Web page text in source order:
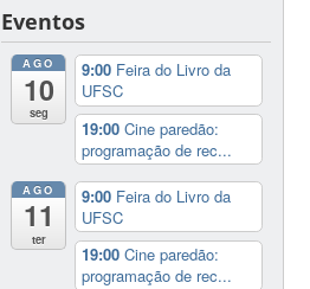
Eventos
AGO
10
seg
9:00 Feira do Livro da
UFSC
19:00Cine paredão:
programação de rec...
AGO
11
ter
9:00 Feira do Livro da
UFSC
19:00Cine paredão:
programação de rec...